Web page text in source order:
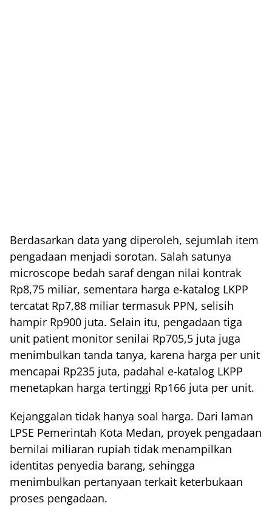
Berdasarkan data yang diperoleh, sejumlah item
pengadaan menjadi sorotan. Salah satunya
microscope bedah saraf dengan nilai kontrak
Rp8,75 miliar, sementara harga e-katalog LKPP
tercatat Rp7,88 miliar termasuk PPN, selisih
hampir Rp900 juta. Selain itu, pengadaan tiga
unit patient monitor senilai Rp705,5 juta juga
menimbulkan tanda tanya, karena harga per unit
mencapai Rp235 juta, padahal e-katalog LKPP
menetapkan harga tertinggi Rp166 juta per unit.
Kejanggalan tidak hanya soal harga. Dari laman
LPSE Pemerintah Kota Medan, proyek pengadaan
bernilai miliaran rupiah tidak menampilkan
identitas penyedia barang, sehingga
menimbulkan pertanyaan terkait keterbukaan
proses pengadaan.